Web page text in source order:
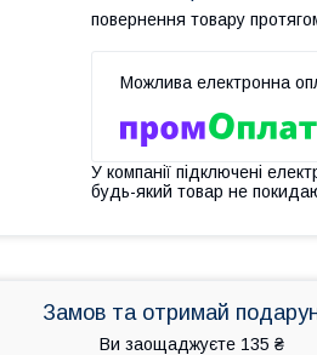
повернення товару
У компанії підключені
будь-який товар не
Замов та отримай
Ви заощаджуєте 135 ₴